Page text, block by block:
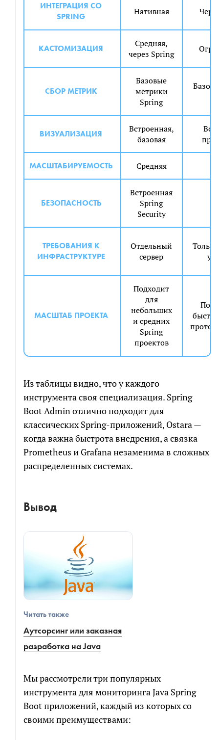
ИНТЕГРАЦИЯ СО
SPRING
Нативная
КАСТОМИЗАЦИЯ
Средняя,
через Spring
СБОР МЕТРИК
Базовые
метрики
Spring
ВИЗУАЛИЗАЦИЯ
Встроенная,
базовая
МАСШТАБИРУЕМОСТЬ Средняя
БЕЗОПАСНОСТЬ
Встроенная
Spring
Security
ТРЕБОВАНИЯ К
ИНФРАСТРУКТУРЕ
Отдельный
сервер
МАСШТАБ ПРОЕКТА
Подходит
для
небольших
и средних
Spring
проектов
Из таблицы видно, что у каждого
инструмента своя специализация. Spring
Boot Admin отлично подходит для
классических Spring-приложений, Ostara —
когда важна быстрота внедрения, а связка
Prometheus и Grafana незаменима в сложных
распределенных системах.
Вывод
Читать также
Аутсорсинг или заказная
разработка на Java
Мы рассмотрели три популярных
инструмента для мониторинга Java Spring
Boot приложений, каждый из которых со
своими преимуществами: